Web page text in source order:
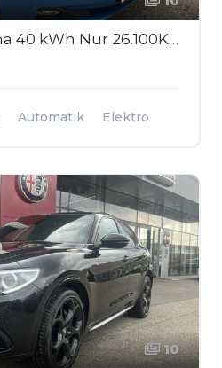
NISSAN Leaf Tekna 40 kWh Nur 26.100KM!!
Automatik
Elektro
10